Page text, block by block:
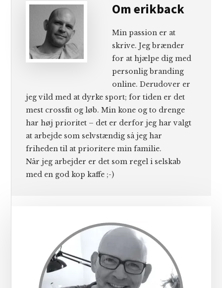
Omerikback
Min passion er at
skrive. Jeg brænder
for at hjælpe dig med
personlig branding
online. Derudover er
jeg vild med at dyrke sport; for tiden er det
mest crossfit og løb. Min kone og to drenge
har høj prioritet – det er derfor jeg har valgt
at arbejde som selvstændig så jeg har
friheden til at prioritere min familie.
Når jeg arbejder er det som regel i selskab
med en god kop kaffe ;-)